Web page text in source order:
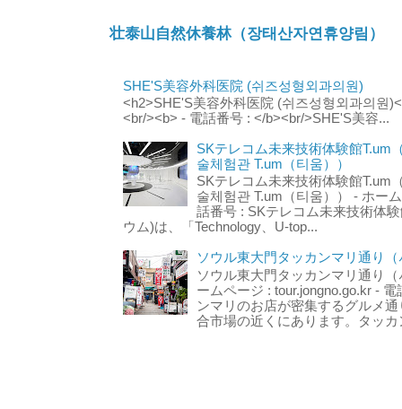
壮泰山自然休養林（장태산자연휴양림）
SHE'S美容外科医院 (쉬즈성형외과의원)
<h2>SHE'S美容外科医院 (쉬즈성형외과의원
<br/><b> - 電話番号 : </b><br/>SHE'S美容...
SKテレコム未来技術体験館T.um
술체험관 T.um（티움））
SKテレコム未来技術体験館T.um
술체험관 T.um（티움）） - ホー
話番号 : SKテレコム未来技術体
ウム)は、「Technology、U-top...
ソウル東大門タッカンマリ通り
ソウル東大門タッカンマリ通り
ームページ : tour.jongno.go.kr -
ンマリのお店が密集するグルメ
合市場の近くにあります。タッ